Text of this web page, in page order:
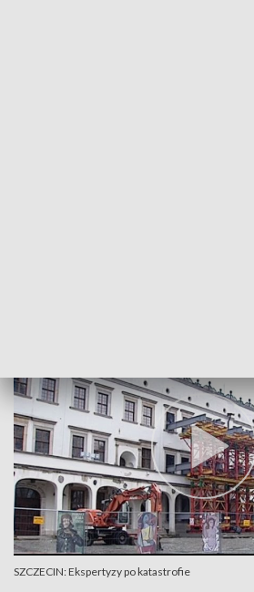
SZCZECIN: Ekspertyzy po katastrofie